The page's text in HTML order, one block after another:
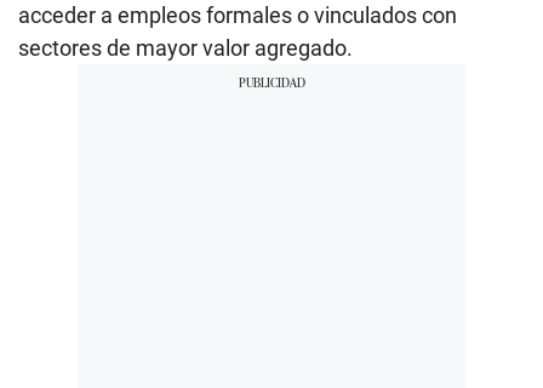
acceder a empleos formales o vinculados con
sectores de mayor valor agregado.